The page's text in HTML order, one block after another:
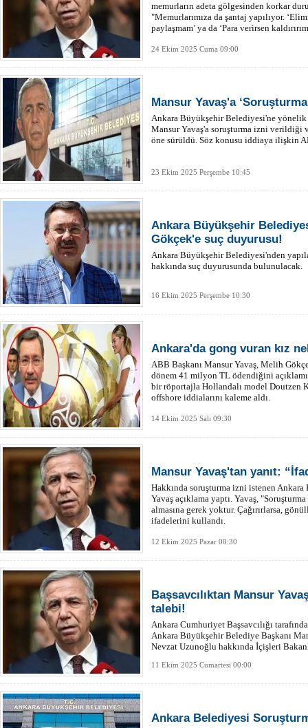
memurların adeta gölgesinden korkar
"Memurlarımıza da şantaj yapılıyor.
paylaşmam’ ya da ‘Para verirsen
24 Ekim 2025 Cuma 09:00
Mansur Yavaş'a
Ankara Büyükşehir Belediyesi'ne yönelik
Mansur Yavaş'a soruşturma izni verildiği
öne sürüldü. Söz konusu iddiaya ilişkin
23 Ekim 2025 Perşembe 10:45
Ankara Büyükşehir
Gökçek'e suç duyurusu!
Ankara Büyükşehir Belediyesi'nden
hakkında suç duyurusunda bulunulacak.
16 Ekim 2025 Perşembe 10:30
Ankara'da gong vuran kız
ABB Başkanı Mansur Yavaş, Melih
dönem 41 milyon TL ödendiğini
bir röportajla Hollandalı model Doutzen
offshore iddialarını kaleme aldı.
14 Ekim 2025 Salı 09:30
Mansur Yavaş'tan yanıt:
Hakkında soruşturma izni istenen
Yavaş açıklama yaptı. Yavaş,
almasına gerek yoktur. Çağırırlarsa,
ifadelerini kullandı.
12 Ekim 2025 Pazar 00:30
Başsavcılıktan Mansur
talebi!
Ankara Cumhuriyet Başsavcılığı
Ankara Büyükşehir Belediye Başkanı
Nevzat Uzunoğlu hakkında İçişleri
11 Ekim 2025 Cumartesi 00:00
Ankara Belediyesi